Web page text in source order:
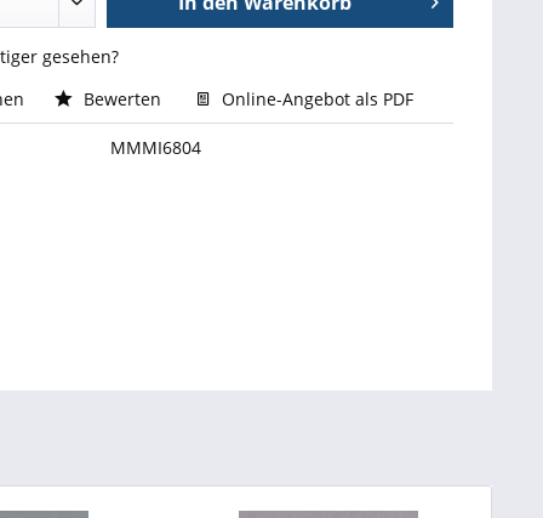
gesehen?
Bewerten Online-Angebot als PDF
MMMI6804